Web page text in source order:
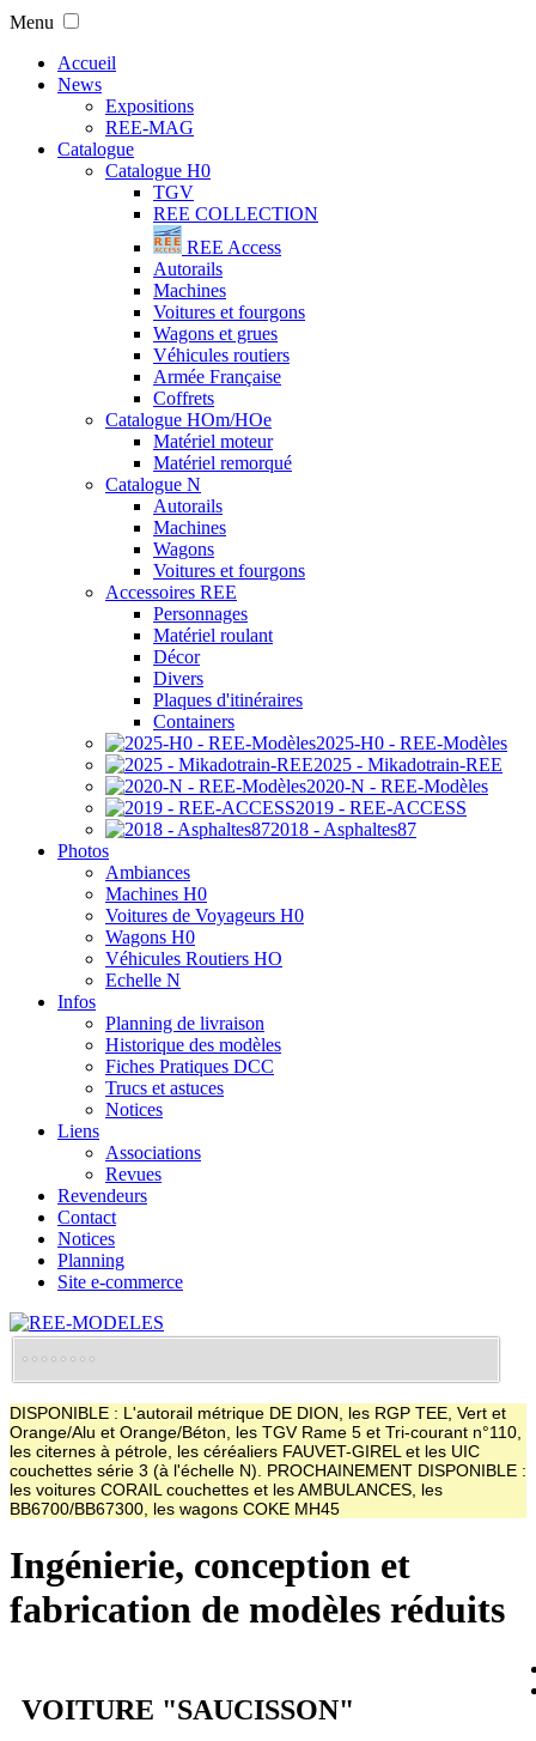
Menu
Accueil
News
Expositions
REE-MAG
Catalogue
Catalogue H0
TGV
REE COLLECTION
REE Access
Autorails
Machines
Voitures et fourgons
Wagons et grues
Véhicules routiers
Armée Française
Coffrets
Catalogue HOm/HOe
Matériel moteur
Matériel remorqué
Catalogue N
Autorails
Machines
Wagons
Voitures et fourgons
Accessoires REE
Personnages
Matériel roulant
Décor
Divers
Plaques d'itinéraires
Containers
2025-H0 - REE-Modèles
2025 - Mikadotrain-REE
2020-N - REE-Modèles
2019 - REE-ACCESS
2018 - Asphaltes87
Photos
Ambiances
Machines H0
Voitures de Voyageurs H0
Wagons H0
Véhicules Routiers HO
Echelle N
Infos
Planning de livraison
Historique des modèles
Fiches Pratiques DCC
Trucs et astuces
Notices
Liens
Associations
Revues
Revendeurs
Contact
Notices
Planning
Site e-commerce
DISPONIBLE : L'autorail métrique DE DION, les RGP TEE, Vert et
Orange/Alu et Orange/Béton, les TGV Rame 5 et Tri-courant n°110,
les citernes à pétrole, les céréaliers FAUVET-GIREL et les UIC
couchettes série 3 (à l'échelle N). PROCHAINEMENT DISPONIBLE :
les voitures CORAIL couchettes et les AMBULANCES, les
BB6700/BB67300, les wagons COKE MH45
Ingénierie, conception et
fabrication de modèles réduits
VOITURE "SAUCISSON"